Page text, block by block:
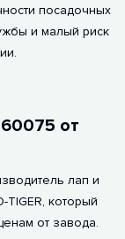
посадочных
и малый риск
от
лап и
TIGER, который
от завода.